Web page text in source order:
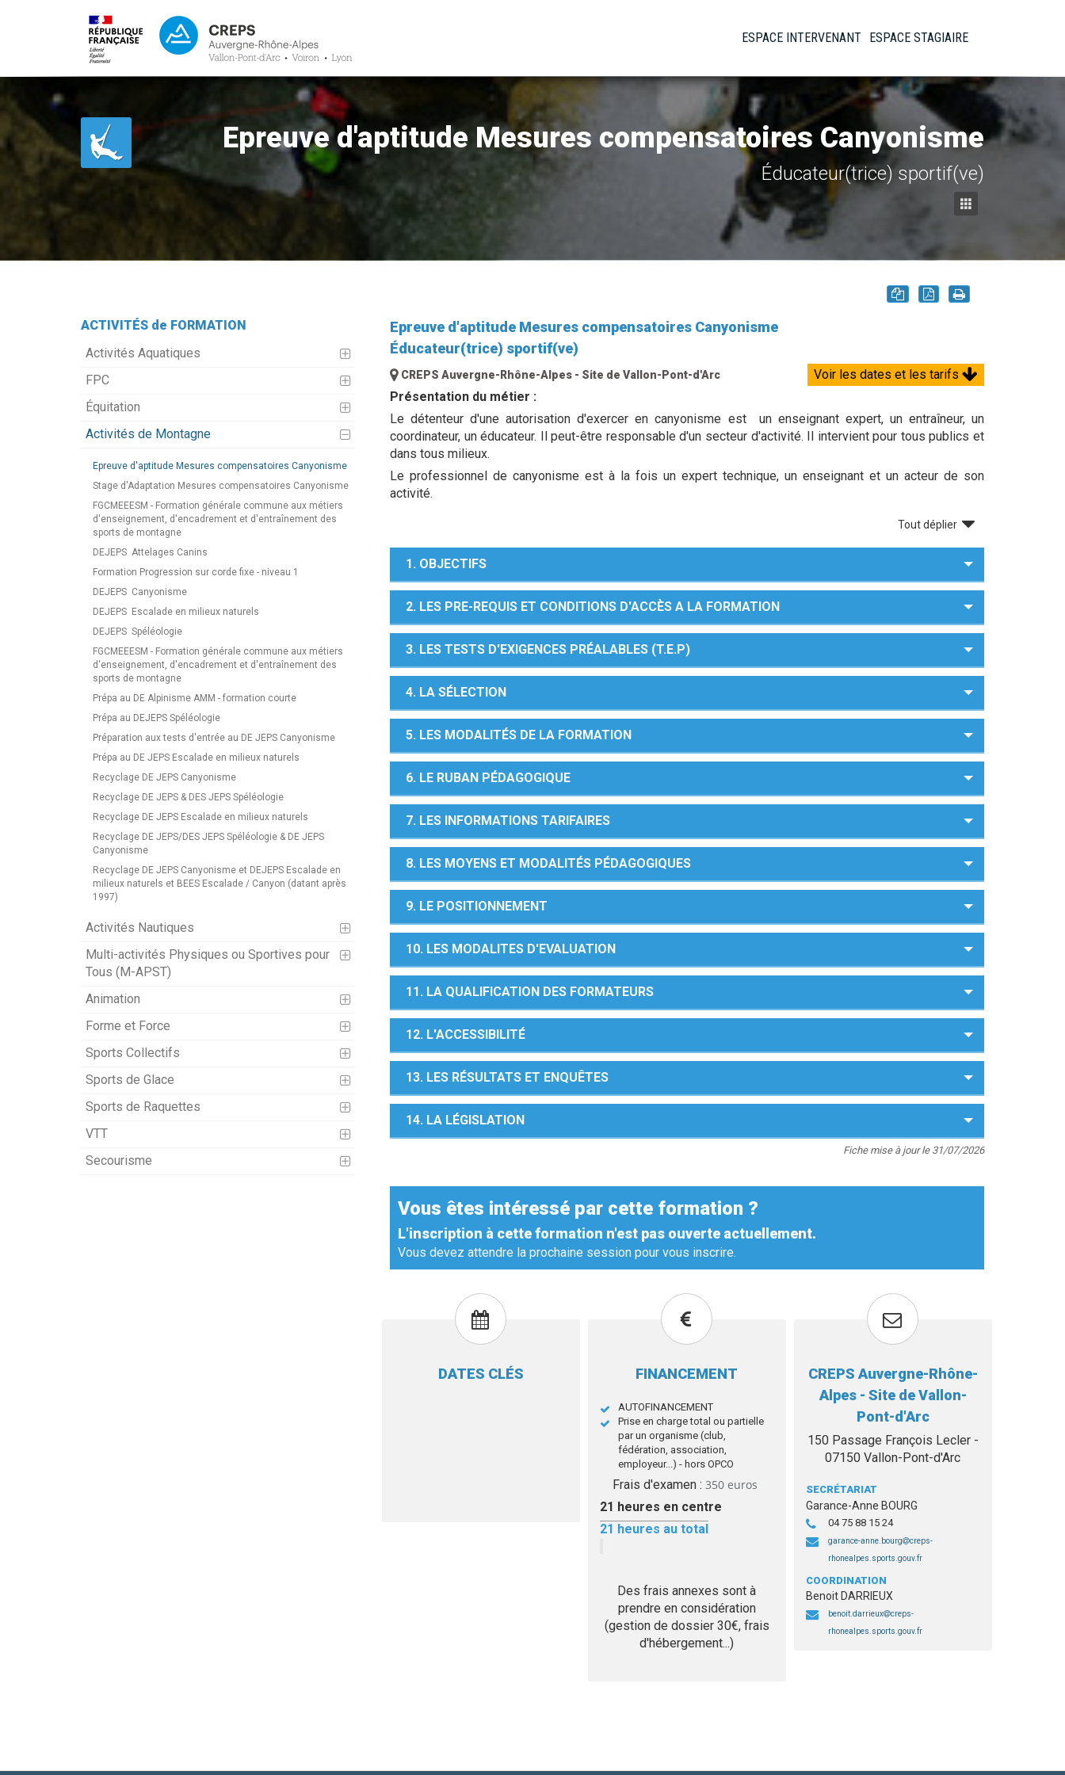
ESPACE INTERVENANT ESPACE STAGIAIRE
Epreuve d'aptitude Mesures compensatoires Canyonisme
Éducateur(trice) sportif(ve)
ACTIVITÉS de FORMATION
Activités Aquatiques
FPC
Équitation
Activités de Montagne
Epreuve d'aptitude Mesures compensatoires Canyonisme
Stage d'Adaptation Mesures compensatoires Canyonisme
FGCMEEESM - Formation générale commune aux métiers
d'enseignement, d'encadrement et d'entraînement des
sports de montagne
DEJEPS Attelages Canins
Formation Progression sur corde fixe - niveau 1
DEJEPS Canyonisme
DEJEPS Escalade en milieux naturels
DEJEPS Spéléologie
FGCMEEESM - Formation générale commune aux métiers
d'enseignement, d'encadrement et d'entraînement des
sports de montagne
Prépa au DE Alpinisme AMM - formation courte
Prépa au DEJEPS Spéléologie
Préparation aux tests d'entrée au DE JEPS Canyonisme
Prépa au DE JEPS Escalade en milieux naturels
Recyclage DE JEPS Canyonisme
Recyclage DE JEPS & DES JEPS Spéléologie
Recyclage DE JEPS Escalade en milieux naturels
Recyclage DE JEPS/DES JEPS Spéléologie & DE JEPS
Canyonisme
Recyclage DE JEPS Canyonisme et DEJEPS Escalade en
milieux naturels et BEES Escalade / Canyon (datant après
1997)
Activités Nautiques
Multi-activités Physiques ou Sportives pour
Tous (M-APST)
Animation
Forme et Force
Sports Collectifs
Sports de Glace
Sports de Raquettes
VTT
Secourisme
Epreuve d'aptitude Mesures compensatoires Canyonisme
Éducateur(trice) sportif(ve)
Voir les dates et les tarifs
CREPS Auvergne-Rhône-Alpes - Site de Vallon-Pont-d'Arc
Présentation du métier :
Le détenteur d'une autorisation d'exercer en canyonisme est un enseignant expert, un entraîneur, un
coordinateur, un éducateur. Il peut-être responsable d'un secteur d'activité. Il intervient pour tous publics et
dans tous milieux.
Le professionnel de canyonisme est à la fois un expert technique, un enseignant et un acteur de son
activité.
Tout déplier
1. OBJECTIFS
2. LES PRE-REQUIS ET CONDITIONS D'ACCÈS A LA FORMATION
3. LES TESTS D'EXIGENCES PRÉALABLES (T.E.P)
4. LA SÉLECTION
5. LES MODALITÉS DE LA FORMATION
6. LE RUBAN PÉDAGOGIQUE
7. LES INFORMATIONS TARIFAIRES
8. LES MOYENS ET MODALITÉS PÉDAGOGIQUES
9. LE POSITIONNEMENT
10. LES MODALITES D'EVALUATION
11. LA QUALIFICATION DES FORMATEURS
12. L'ACCESSIBILITÉ
13. LES RÉSULTATS ET ENQUÊTES
14. LA LÉGISLATION
Fiche mise à jour le 31/07/2026
Vous êtes intéressé par cette formation ?
L'inscription à cette formation n'est pas ouverte actuellement.
Vous devez attendre la prochaine session pour vous inscrire.
DATES CLÉS FINANCEMENT
AUTOFINANCEMENT
Prise en charge total ou partielle
par un organisme (club,
fédération, association,
employeur...) - hors OPCO
Frais d'examen :350 euros
21 heures en centre
21 heures au total
Des frais annexes sont à
prendre en considération
(gestion de dossier 30€, frais
d'hébergement...)
CREPS Auvergne-Rhône-
Alpes - Site de Vallon-
Pont-d'Arc
150 Passage François Lecler -
07150 Vallon-Pont-d'Arc
SECRÉTARIAT
Garance-Anne BOURG
04 75 88 15 24
garance-anne.bourg
creps-
rhonealpes.sports.gouv.fr
COORDINATION
Benoit DARRIEUX
benoit.darrieux
creps-
rhonealpes.sports.gouv.fr